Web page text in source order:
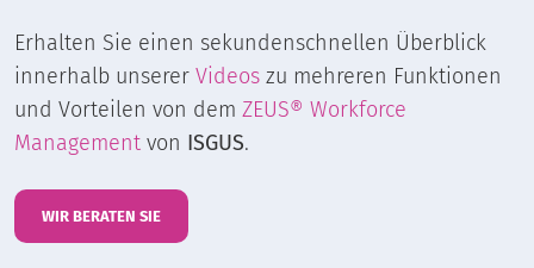
Erhalten Sie einen sekundenschnellen Überblick
innerhalb unserer Videos zu mehreren Funktionen
und Vorteilen von dem ZEUS® Workforce
Management von ISGUS.
WIR BERATEN SIE